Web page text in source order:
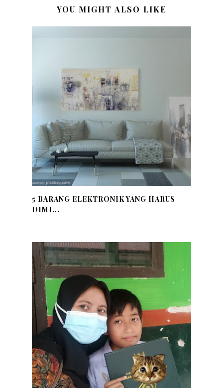
YOU MIGHT ALSO LIKE
5 BARANG ELEKTRONIK YANG HARUS
DIMI...